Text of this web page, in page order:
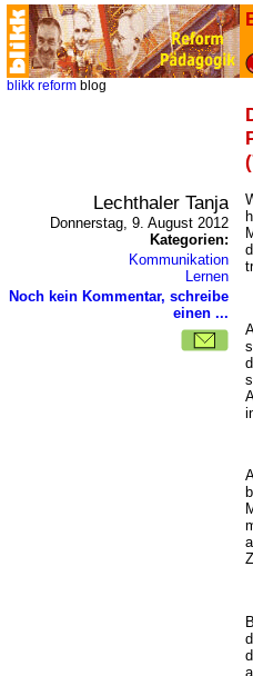
blikk reform blog
Lechthaler Tanja
Donnerstag, 9. August 2012
Kategorien:
Kommunikation
Lernen
Noch kein Kommentar, schreibe
einen ...